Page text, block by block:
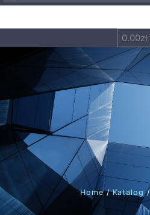
0.00zł
Home/Katalog /